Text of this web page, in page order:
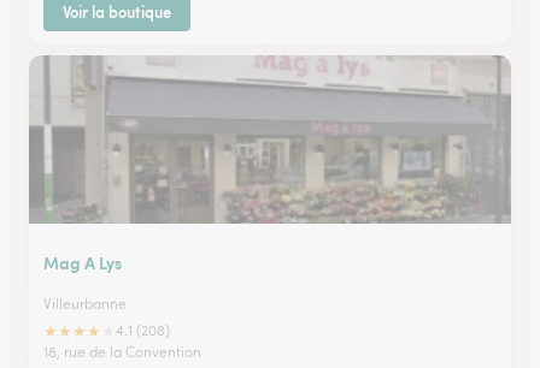
Voir la boutique
Mag A Lys
Villeurbanne
★★★★
4.1 (208)
18, rue de la Convention